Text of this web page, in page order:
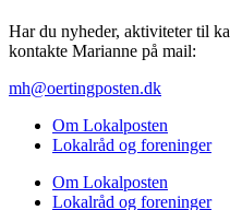
Har du nyheder, aktiviteter til
kontakte Marianne på mail:
mh@oertingposten.dk
Om Lokal­po­sten
Lokal­råd og foreninger
Om Lokal­po­sten
Lokal­råd og foreninger